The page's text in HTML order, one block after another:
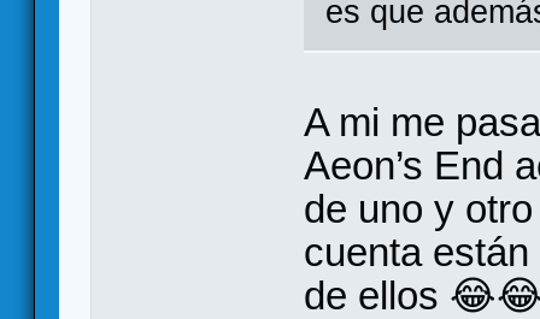
es que
A mi me
Aeon’s End
de uno y
cuenta
de ellos